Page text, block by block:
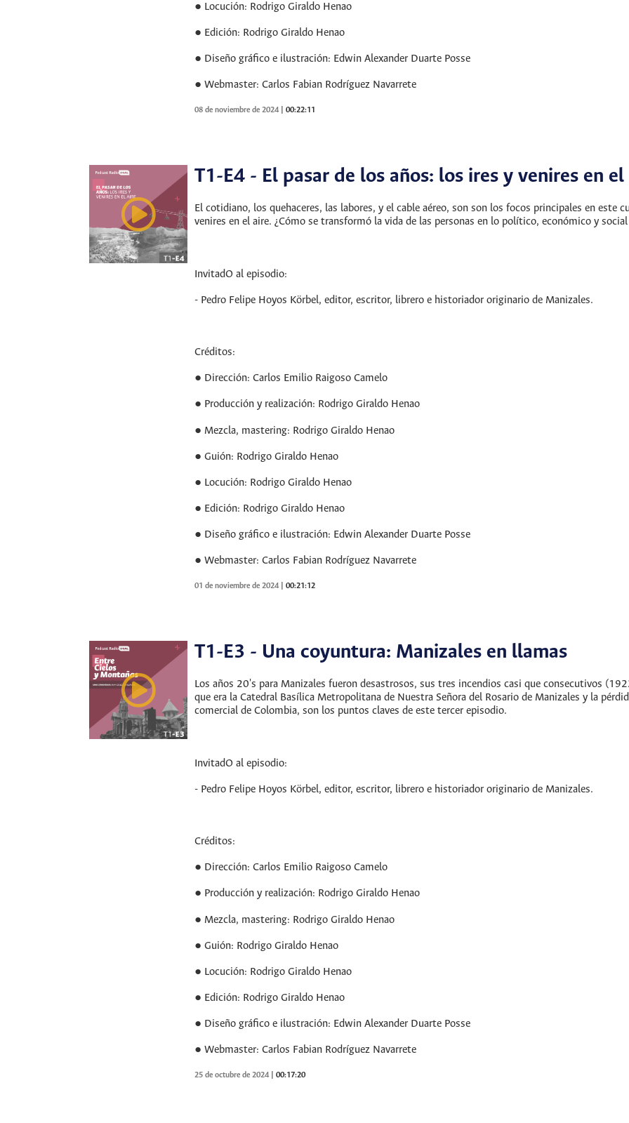
● Locución: Rodrigo Giraldo Henao
● Edición: Rodrigo Giraldo Henao
● Diseño gráfico e ilustración: Edwin Alexander Duarte Posse
● Webmaster: Carlos Fabian Rodríguez Navarrete
08 de noviembre de 2024 00:22:11
T1-E4 - El pasar de los años: los ires y venires en el
El cotidiano, los quehaceres, las labores, y el cable aéreo, son son los focos principales en este
venires en el aire. ¿Cómo se transformó la vida de las personas en lo político, económico y
InvitadO al episodio:
- Pedro Felipe Hoyos Körbel, editor, escritor, librero e historiador originario de Manizales.
Créditos:
● Dirección: Carlos Emilio Raigoso Camelo
● Producción y realización: Rodrigo Giraldo Henao
● Mezcla, mastering: Rodrigo Giraldo Henao
● Guión: Rodrigo Giraldo Henao
● Locución: Rodrigo Giraldo Henao
● Edición: Rodrigo Giraldo Henao
● Diseño gráfico e ilustración: Edwin Alexander Duarte Posse
● Webmaster: Carlos Fabian Rodríguez Navarrete
01 de noviembre de 2024 00:21:12
T1-E3 - Una coyuntura: Manizales en llamas
Los años 20's para Manizales fueron desastrosos, sus tres incendios casi que consecutivos
que era la Catedral Basílica Metropolitana de Nuestra Señora del Rosario de Manizales y la
comercial de Colombia, son los puntos claves de este tercer episodio.
InvitadO al episodio:
- Pedro Felipe Hoyos Körbel, editor, escritor, librero e historiador originario de Manizales.
Créditos:
● Dirección: Carlos Emilio Raigoso Camelo
● Producción y realización: Rodrigo Giraldo Henao
● Mezcla, mastering: Rodrigo Giraldo Henao
● Guión: Rodrigo Giraldo Henao
● Locución: Rodrigo Giraldo Henao
● Edición: Rodrigo Giraldo Henao
● Diseño gráfico e ilustración: Edwin Alexander Duarte Posse
● Webmaster: Carlos Fabian Rodríguez Navarrete
25 de octubre de 2024 00:17:20